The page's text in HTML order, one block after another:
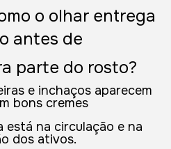
o olhar entrega
antes de
parte do rosto?
e inchaços aparecem
bons cremes
está na circulação e na
dos ativos.